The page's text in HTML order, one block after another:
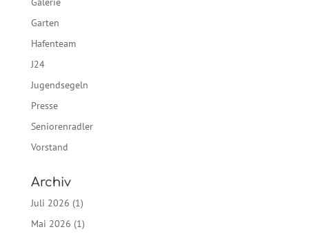
Garten
Hafenteam
J24
Jugendsegeln
Presse
Seniorenradler
Vorstand
Archiv
Juli 2026 (1)
Mai 2026 (1)